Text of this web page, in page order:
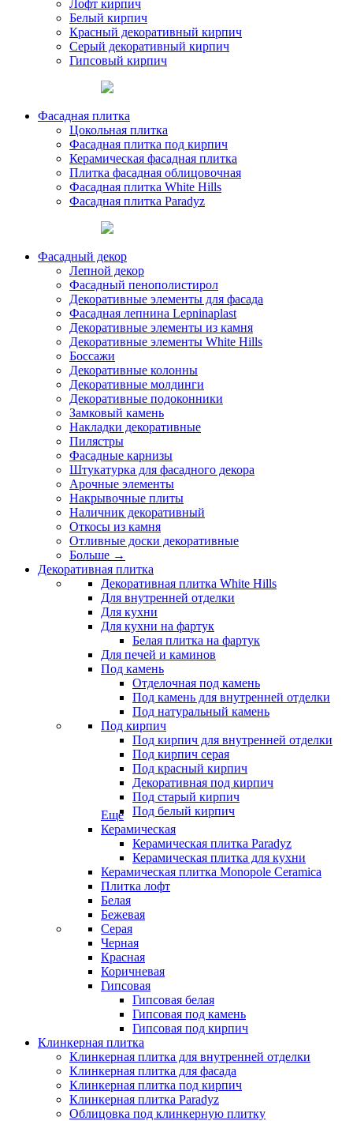
Лофт кирпич
Белый кирпич
Красный декоративный кирпич
Серый декоративный кирпич
Гипсовый кирпич
Фасадная плитка
Цокольная плитка
Фасадная плитка под кирпич
Керамическая фасадная плитка
Плитка фасадная облицовочная
Фасадная плитка White Hills
Фасадная плитка Paradyz
Фасадный декор
Лепной декор
Фасадный пенополистирол
Декоративные элементы для фасада
Фасадная лепнина Lepninaplast
Декоративные элементы из камня
Декоративные элементы White Hills
Боссажи
Декоративные колонны
Декоративные молдинги
Декоративные подоконники
Замковый камень
Накладки декоративные
Пилястры
Фасадные карнизы
Штукатурка для фасадного декора
Арочные элементы
Накрывочные плиты
Наличник декоративный
Откосы из камня
Отливные доски декоративные
Больше →
Декоративная плитка
Декоративная плитка White Hills
Для внутренней отделки
Для кухни
Для кухни на фартук
Белая плитка на фартук
Для печей и каминов
Под камень
Отделочная под камень
Под камень для внутренней отделки
Под натуральный камень
Под кирпич
Под кирпич для внутренней отделки
Под кирпич серая
Под красный кирпич
Декоративная под кирпич
Под старый кирпич
Под белый кирпич
Еще
Керамическая
Керамическая плитка Paradyz
Керамическая плитка для кухни
Керамическая плитка Monopole Ceramica
Плитка лофт
Белая
Бежевая
Серая
Черная
Красная
Коричневая
Гипсовая
Гипсовая белая
Гипсовая под камень
Гипсовая под кирпич
Клинкерная плитка
Клинкерная плитка для внутренней отделки
Клинкерная плитка для фасада
Клинкерная плитка под кирпич
Клинкерная плитка Paradyz
Облицовка под клинкерную плитку